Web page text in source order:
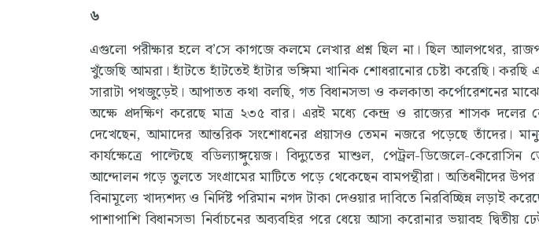
৬
এগুলো পরীক্ষার হলে ব’সে কাগজে কলমে লেখার প্রশ্ন ছিল না। ছিল আলপথের,
খুঁজেছি আমরা। হাঁটতে হাঁটতেই হাঁটার ভঙ্গিমা খানিক শোধরানোর চেষ্টা করেছি।
সারাটা পথজুড়েই। আপাতত কথা বলছি, গত বিধানসভা ও কলকাতা কর্পোরেশনের
অক্ষে প্রদক্ষিণ করেছে মাত্র ২৩৫ বার। এরই মধ্যে কেন্দ্র ও রাজ্যের শাসক দলের
দেখেছেন, আমাদের আন্তরিক সংশোধনের প্রয়াসও তেমন নজরে পড়েছে তাঁদের।
কার্যক্ষেত্রে পাল্টেছে বডিল্যাঙ্গুয়েজ। বিদ্যুতের মাশুল, পেট্রল-ডিজেলে-কেরোসিন
আন্দোলন গড়ে তুলতে সংগ্রামের মাটিতে পড়ে থেকেছেন বামপন্থীরা। অতিধনীদের
বিনামূল্যে খাদ্যশদ্য ও নির্দিষ্ট পরিমান নগদ টাকা দেওয়ার দাবিতে নিরবিচ্ছিন্ন
পাশাপাশি বিধানসভা নির্বাচনের অব্যবহির পরে ধেয়ে আসা করোনার ভয়াবহ দ্বিতীয়